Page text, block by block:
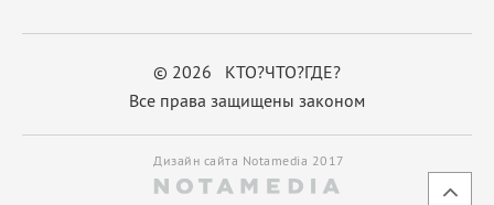
© 2026 КТО?ЧТО?ГДЕ?
Все права защищены законом
Дизайн сайта Notamedia 2017